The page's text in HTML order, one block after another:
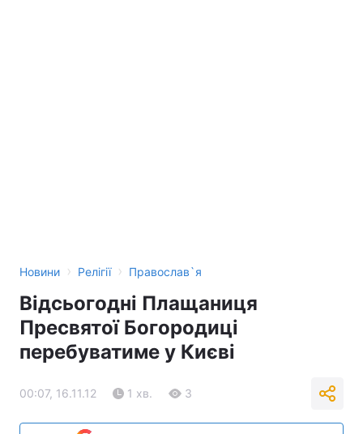
Новини › Релігії › Православ`я
Відсьогодні Плащаниця
Пресвятої Богородиці
перебуватиме у Києві
00:07, 16.11.12 1 хв. 3